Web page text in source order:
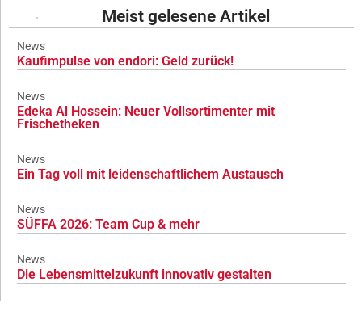
Meist gelesene Artikel
News
Kaufimpulse von endori: Geld zurück!
News
Edeka Al Hossein: Neuer Vollsortimenter mit
Frischetheken
News
Ein Tag voll mit leidenschaftlichem Austausch
News
SÜFFA 2026: Team Cup & mehr
News
Die Lebensmittelzukunft innovativ gestalten